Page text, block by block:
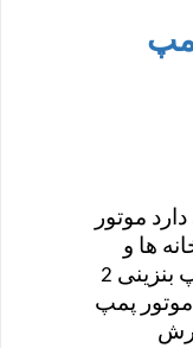
موتور
ها و
دامداری و برخی از صنایع ،موتور پمپ بنزینی 2
پمپ